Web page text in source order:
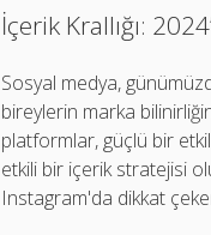
İçerik Krallığı:
Sosyal medya,
bireylerin marka
platformlar, güçlü bir
etkili bir içerik stratejisi
Instagram'da dikkat